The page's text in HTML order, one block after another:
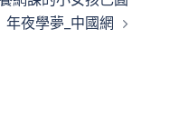
年夜學夢_中國網